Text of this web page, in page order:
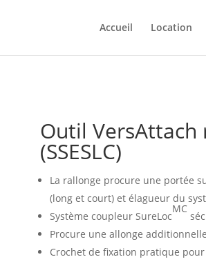
Accueil Location
Outil VersAttach
(SSESLC)
La rallonge procure une portée
(long et court) et élagueur du
Système coupleur SureLoc
MC
Procure une allonge
Crochet de fixation pratique